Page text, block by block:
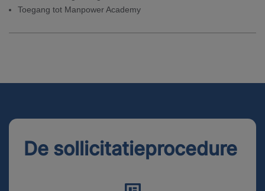
Toegang tot Manpower Academy
De sollicitatieprocedure